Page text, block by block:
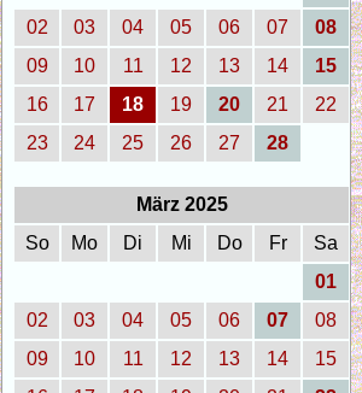
02
03 04 05 06 07
08
09
10 11 12 13 14
15
16
17 18 19 20 21
22
23
24 25 26 27 28
März 2025
So
Mo Di Mi Do Fr
Sa
01
02
03 04 05 06 07
08
09
10 11 12 13 14
15